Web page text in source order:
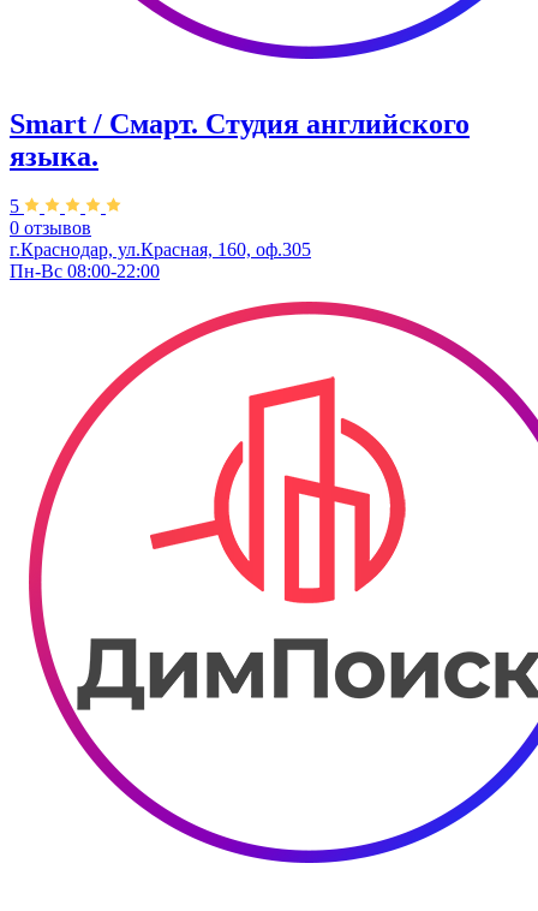
Smart / Смарт. Студия английского
языка.
5
0 отзывов
г.Краснодар, ул.Красная, 160, оф.305
Пн-Вс 08:00-22:00